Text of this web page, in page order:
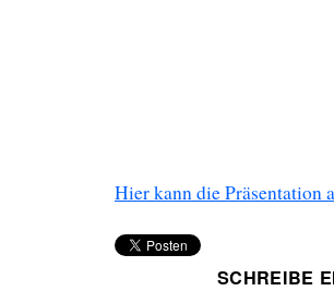
Hier kann die Präsentation
SCHREIBE